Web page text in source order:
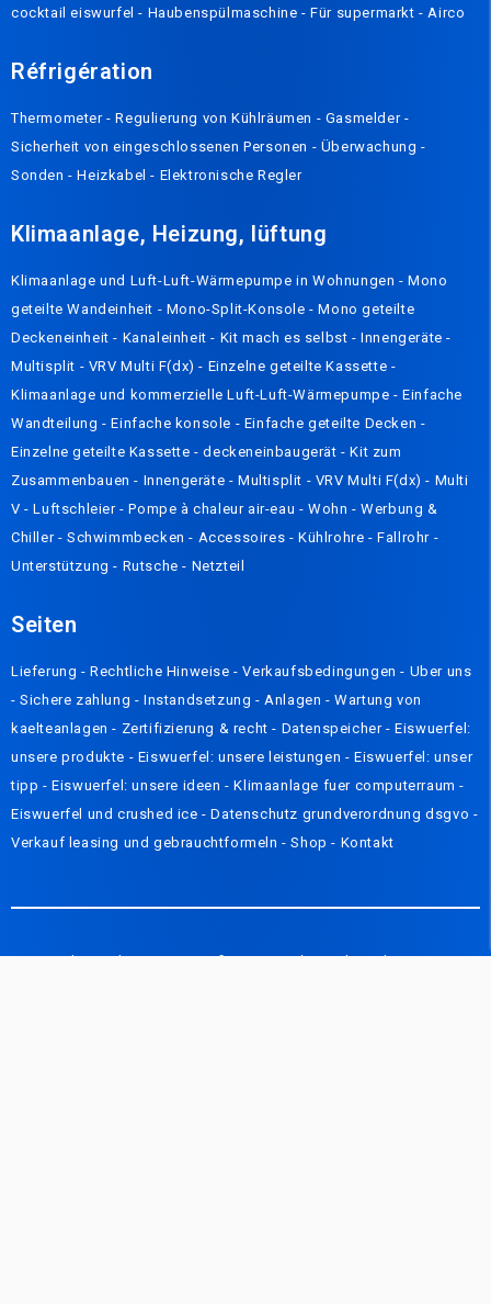
cocktail eiswurfel- Haubenspülmaschine-Für supermarkt-Airco
Réfrigération
Thermometer-Regulierung von Kühlräumen - Gasmelder -
Sicherheit von eingeschlossenen Personen - Überwachung-
Sonden-Heizkabel- Elektronische Regler
Klimaanlage, Heizung, lüftung
Klimaanlage und Luft-Luft-Wärmepumpe in Wohnungen-Mono
geteilte Wandeinheit - Mono-Split-Konsole-Mono geteilte
Deckeneinheit- Kanaleinheit- Kit mach es selbst-Innengeräte-
Multisplit - VRV Multi F(dx)- Einzelne geteilte Kassette -
Klimaanlage und kommerzielle Luft-Luft-Wärmepumpe -Einfache
Wandteilung-Einfache konsole - Einfache geteilte Decken -
Einzelne geteilte Kassette-deckeneinbaugerät-Kit zum
Zusammenbauen- Innengeräte -Multisplit - VRV Multi F(dx)- Multi
V-Luftschleier-Pompe à chaleur air-eau -Wohn-Werbung &
Chiller -Schwimmbecken- Accessoires -Kühlrohre-Fallrohr -
Unterstützung- Rutsche- Netzteil
Seiten
Lieferung - Rechtliche Hinweise -Verkaufsbedingungen- Uber uns
-Sichere zahlung -Instandsetzung-Anlagen-Wartung von
kaelteanlagen- Zertifizierung & recht- Datenspeicher-Eiswuerfel:
unsere produkte - Eiswuerfel: unsere leistungen -Eiswuerfel: unser
tipp -Eiswuerfel: unsere ideen-Klimaanlage fuer computerraum-
Eiswuerfel und crushed ice-Datenschutz grundverordnung dsgvo -
Verkauf leasing und gebrauchtformeln -Shop- Kontakt
Carveen bietet Ihnen einen großen Bestand an gebrauchten Geräten